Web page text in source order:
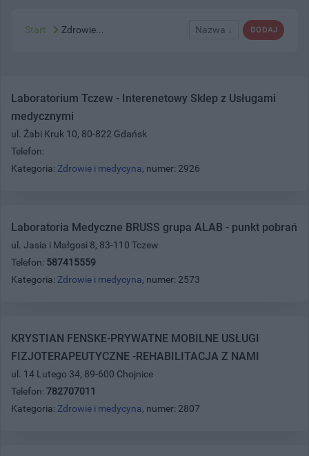
DODAJ
Nazwa ↓
Start Zdrowie...
Laboratorium Tczew - Interenetowy Sklep z Usługami
medycznymi
ul. Żabi Kruk 10, 80-822 Gdańsk
Telefon:
Kategoria: Zdrowie i medycyna, numer: 2926
Laboratoria Medyczne BRUSS grupa ALAB - punkt pobrań
ul. Jasia i Małgosi 8, 83-110 Tczew
Telefon: 587415559
Kategoria: Zdrowie i medycyna, numer: 2573
KRYSTIAN FENSKE-PRYWATNE MOBILNE USŁUGI
FIZJOTERAPEUTYCZNE -REHABILITACJA Z NAMI
ul. 14 Lutego 34, 89-600 Chojnice
Telefon: 782707011
Kategoria: Zdrowie i medycyna, numer: 2807